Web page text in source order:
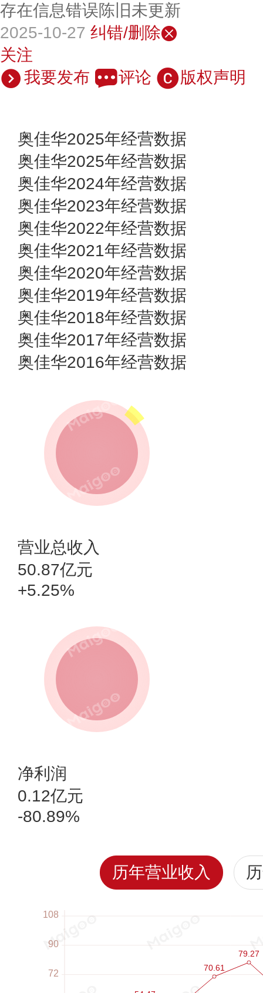
存在信息错误陈旧未更新
2025-10-27 纠错/删除
关注
我要发布
评论 版权声明
奥佳华2025年经营数据
奥佳华2025年经营数据
奥佳华2024年经营数据
奥佳华2023年经营数据
奥佳华2022年经营数据
奥佳华2021年经营数据
奥佳华2020年经营数据
奥佳华2019年经营数据
奥佳华2018年经营数据
奥佳华2017年经营数据
奥佳华2016年经营数据
营业总收入
50.87亿元
+5.25%
净利润
0.12亿元
-80.89%
历年营业收入